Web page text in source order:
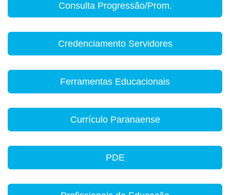
Consulta Progressão/Prom.
Credenciamento Servidores
Ferramentas Educacionais
Currículo Paranaense
PDE